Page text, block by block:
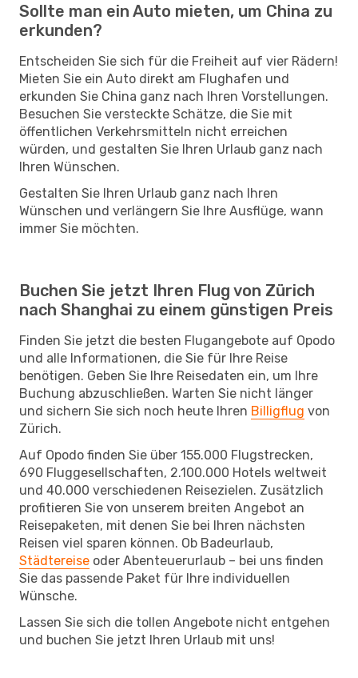
Sollte man ein Auto mieten, um China zu
erkunden?
Entscheiden Sie sich für die Freiheit auf vier Rädern!
Mieten Sie ein Auto direkt am Flughafen und
erkunden Sie China ganz nach Ihren Vorstellungen.
Besuchen Sie versteckte Schätze, die Sie mit
öffentlichen Verkehrsmitteln nicht erreichen
würden, und gestalten Sie Ihren Urlaub ganz nach
Ihren Wünschen.
Gestalten Sie Ihren Urlaub ganz nach Ihren
Wünschen und verlängern Sie Ihre Ausflüge, wann
immer Sie möchten.
Buchen Sie jetzt Ihren Flug von Zürich
nach Shanghai zu einem günstigen Preis
Finden Sie jetzt die besten Flugangebote auf Opodo
und alle Informationen, die Sie für Ihre Reise
benötigen. Geben Sie Ihre Reisedaten ein, um Ihre
Buchung abzuschließen. Warten Sie nicht länger
und sichern Sie sich noch heute Ihren Billigflug von
Zürich.
Auf Opodo finden Sie über 155.000 Flugstrecken,
690 Fluggesellschaften, 2.100.000 Hotels weltweit
und 40.000 verschiedenen Reisezielen. Zusätzlich
profitieren Sie von unserem breiten Angebot an
Reisepaketen, mit denen Sie bei Ihren nächsten
Reisen viel sparen können. Ob Badeurlaub,
Städtereise oder Abenteuerurlaub – bei uns finden
Sie das passende Paket für Ihre individuellen
Wünsche.
Lassen Sie sich die tollen Angebote nicht entgehen
und buchen Sie jetzt Ihren Urlaub mit uns!